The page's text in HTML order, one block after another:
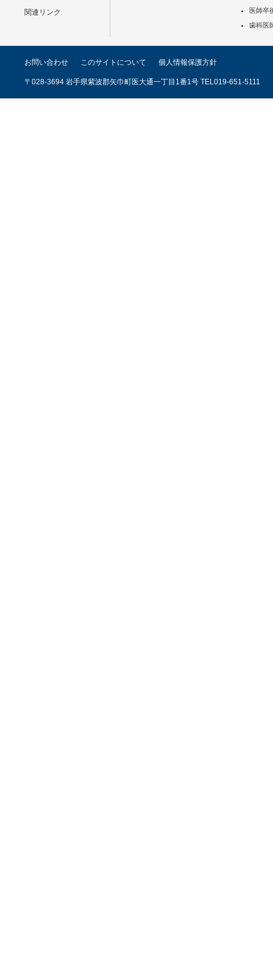
関連リンク
医師卒
歯科医
お問い合わせ このサイトについて 個人情報保護方針
〒028-3694 岩手県紫波郡矢巾町医大通一丁目1番1号 TEL019-651-5111